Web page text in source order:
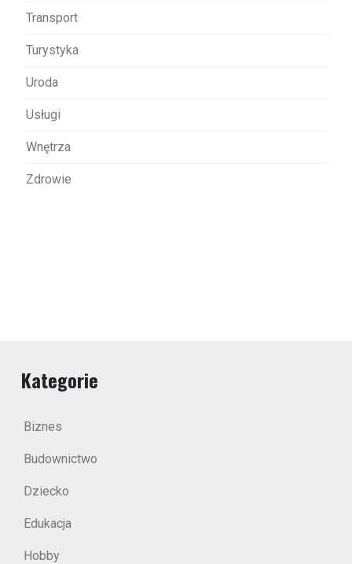
Transport
Turystyka
Uroda
Usługi
Wnętrza
Zdrowie
Kategorie
Biznes
Budownictwo
Dziecko
Edukacja
Hobby